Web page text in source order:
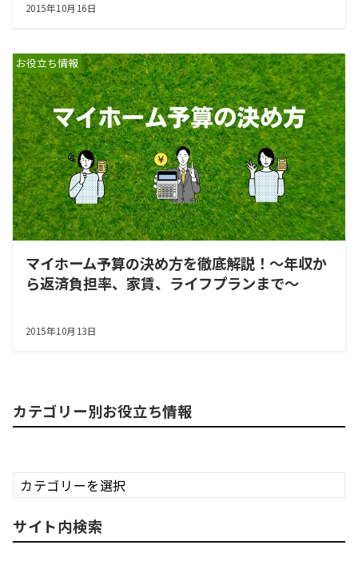
2015年10月16日
お役立ち情報
マイホーム予算の決め方を徹底解説！～年収か
ら返済負担率、家賃、ライフプランまで～
2015年10月13日
カテゴリー別お役立ち情報
カ
テ
リ
ー
サイト内検索